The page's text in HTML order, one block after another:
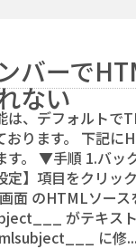
バーで
ない
は、デフォルトで
おります。 下記に
す。 ▼手順 1.バッ
定】項目をクリッ
面 のHTMLソー
がテキス
に修...